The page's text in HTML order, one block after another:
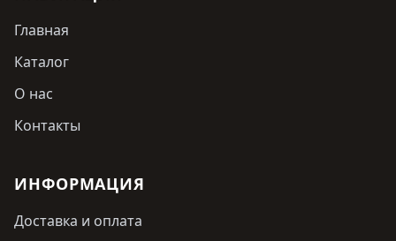
Главная
Каталог
О нас
Контакты
ИНФОРМАЦИЯ
Доставка и оплата